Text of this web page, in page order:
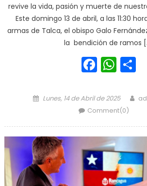
revive la vida, pasión y muerte de
Este domingo 13 de abril, a las 11:30
armas de Talca, el obispo Galo
la bendición de ramos
Posted on
Lunes, 14 de Abril de 2025
Comment(0)